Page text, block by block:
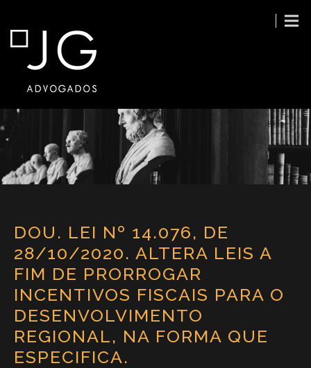
DOU. LEI Nº 14.076, DE
28/10/2020. ALTERA LEIS A
FIM DE PRORROGAR
INCENTIVOS FISCAIS PARA O
DESENVOLVIMENTO
REGIONAL, NA FORMA QUE
ESPECIFICA.